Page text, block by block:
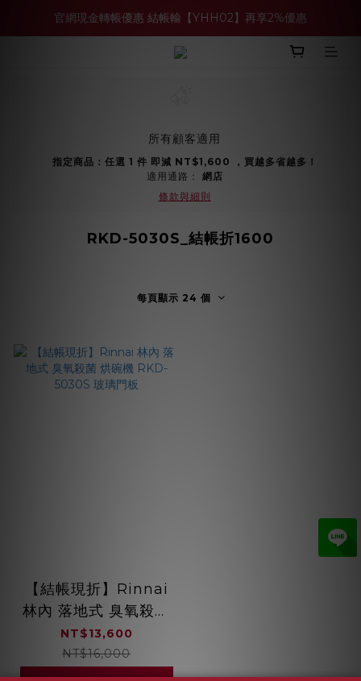
買多件家電找強老闆，比百貨公司更划算 >>
官網現金轉帳優惠 結帳輸【YHH02】再享2%優惠
買多件家電找強老闆，比百貨公司更划算 >>
所有顧客適用
指定商品：任選 1 件 即減 NT$1,600 ，買越多省越多！
適用通路： 網店
條款與細則
RKD-5030S_結帳折1600
每頁顯示 24 個
【結帳現折】Rinnai
林內 落地式 臭氧殺菌
烘碗機 RKD-5030S
玻璃門板
NT$13,600
NT$16,000